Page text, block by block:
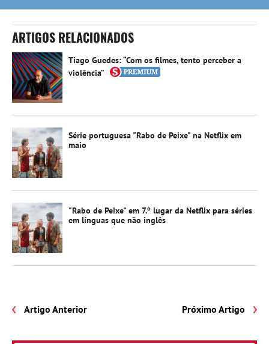
ARTIGOS RELACIONADOS
Tiago Guedes: “Com os filmes, tento perceber a
violência”
Série portuguesa "Rabo de Peixe" na Netflix em
maio
"Rabo de Peixe" em 7.º lugar da Netflix para séries
em línguas que não inglês
Artigo Anterior Próximo Artigo